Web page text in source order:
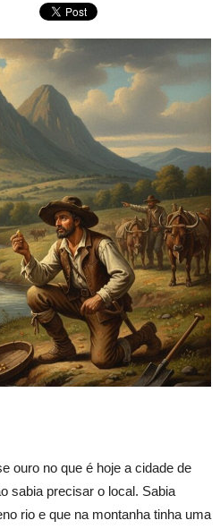
ouro no que é hoje a cidade de
sabia precisar o local. Sabia
rio e que na montanha tinha uma